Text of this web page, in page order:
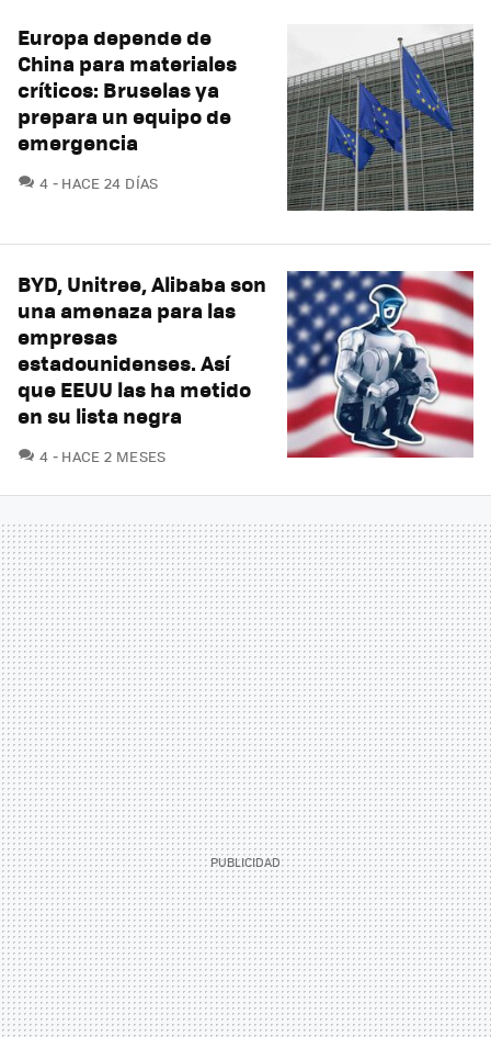
Europa depende de
China para materiales
críticos: Bruselas ya
prepara un equipo de
emergencia
4 COMENTARIOS
HACE 24 DÍAS
BYD, Unitree, Alibaba son
una amenaza para las
empresas
estadounidenses. Así
que EEUU las ha metido
en su lista negra
4 COMENTARIOS
HACE 2 MESES